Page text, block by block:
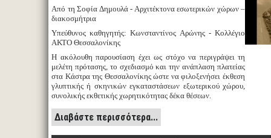
Από τη Σοφία Δημουλά - Αρχιτέκτονα εσωτερικών χώρων –
διακοσμήτρια
Υπεύθυνος καθηγητής: Κωνσταντίνος Αρώνης - Κολλέγιο
ΑΚΤΟ Θεσσαλονίκης
Η ακόλουθη παρουσίαση έχει ως στόχο να περιγράψει τη
μελέτη πρότασης, το σχεδιασμό και την ανάπλαση πλατείας
στα Κάστρα της Θεσσαλονίκης ώστε να φιλοξενήσει έκθεση
γλυπτικής ή σκηνικών εγκαταστάσεων εξωτερικού χώρου,
συνολικής εκθετικής χωρητικότητας δέκα θέσεων.
Διαβάστε περισσότερα...